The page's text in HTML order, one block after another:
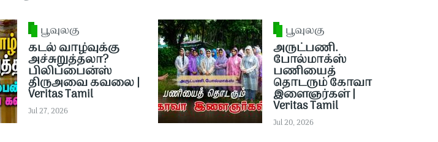
பூவுலகு
கடல் வாழ்வுக்கு
அச்சுறுத்தலா?
பிலிப்பைன்ஸ்
திருஅவை கவலை |
Veritas Tamil
Jul 27, 2026
பூவுலகு
அருட்பணி.
போல்மாக்ஸ்
பணியைத்
தொடரும் கோவா
இளைஞர்கள் |
Veritas Tamil
Jul 20, 2026